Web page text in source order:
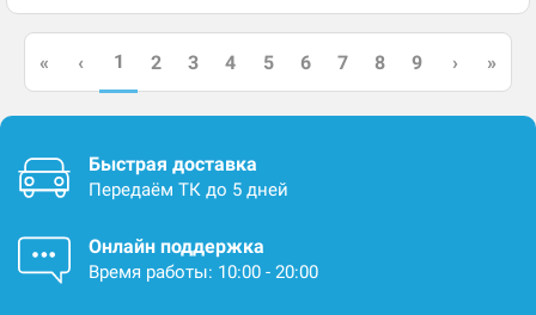
« ‹ 1 2 3 4 5 6 7 8 9 › »
Быстрая доставка
Передаём ТК до 5 дней
Онлайн поддержка
Время работы: 10:00 - 20:00